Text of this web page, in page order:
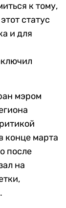
к тому,
статус
и для
мэром
конце марта
после
на